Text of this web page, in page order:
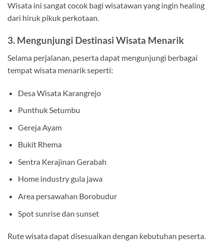
Wisata ini sangat cocok bagi wisatawan yang ingin healing
dari hiruk pikuk perkotaan.
3. Mengunjungi Destinasi Wisata Menarik
Selama perjalanan, peserta dapat mengunjungi berbagai
tempat wisata menarik seperti:
Desa Wisata Karangrejo
Punthuk Setumbu
Gereja Ayam
Bukit Rhema
Sentra Kerajinan Gerabah
Home industry gula jawa
Area persawahan Borobudur
Spot sunrise dan sunset
Rute wisata dapat disesuaikan dengan kebutuhan peserta.